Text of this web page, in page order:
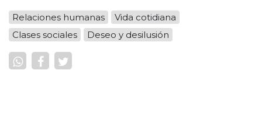
Relaciones humanas
Vida cotidiana
Clases sociales
Deseo y desilusión